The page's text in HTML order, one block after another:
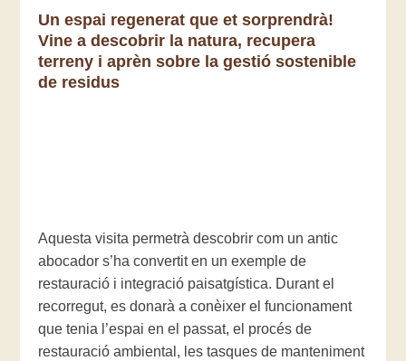
Un espai regenerat que et sorprendrà!
Vine a descobrir la natura, recupera
terreny i aprèn sobre la gestió sostenible
de residus
Aquesta visita permetrà descobrir com un antic
abocador s’ha convertit en un exemple de
restauració i integració paisatgística. Durant el
recorregut, es donarà a conèixer el funcionament
que tenia l’espai en el passat, el procés de
restauració ambiental, les tasques de manteniment